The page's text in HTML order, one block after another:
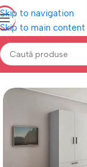
Skip to navigation
Skip to main content
(18мм PAL)